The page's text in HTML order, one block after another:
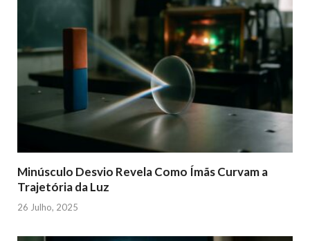
Minúsculo Desvio Revela Como Ímãs Curvam a
Trajetória da Luz
26 Julho, 2025